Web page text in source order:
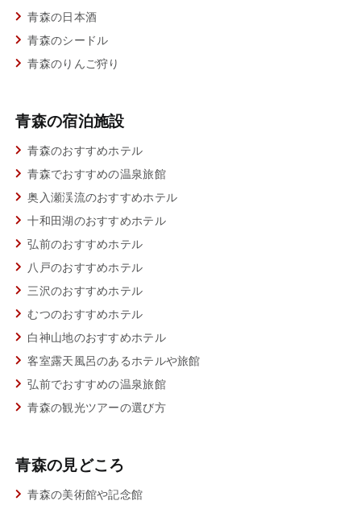
青森の日本酒
青森のシードル
青森のりんご狩り
青森の宿泊施設
青森のおすすめホテル
青森でおすすめの温泉旅館
奥入瀬渓流のおすすめホテル
十和田湖のおすすめホテル
弘前のおすすめホテル
八戸のおすすめホテル
三沢のおすすめホテル
むつのおすすめホテル
白神山地のおすすめホテル
客室露天風呂のあるホテルや旅館
弘前でおすすめの温泉旅館
青森の観光ツアーの選び方
青森の見どころ
青森の美術館や記念館